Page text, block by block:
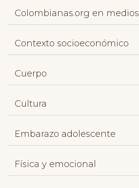
Colombianas.org en medios
Contexto socioeconómico
Cuerpo
Cultura
Embarazo adolescente
Física y emocional